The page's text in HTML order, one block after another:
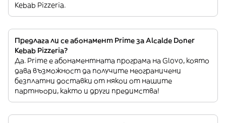
Kebab Pizzeria.
Предлага ли се абонамент Prime за Alcalde Doner
Kebab Pizzeria?
Да. Prime е абонаментната програма на Glovo, която
дава възможност да получите неограничени
безплатни доставки от някои от нашите
партньори, както и други предимства!